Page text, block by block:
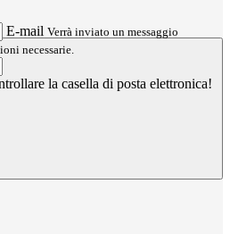
E-mail Verrà inviato un messaggio
necessarie.
la casella di posta elettronica!